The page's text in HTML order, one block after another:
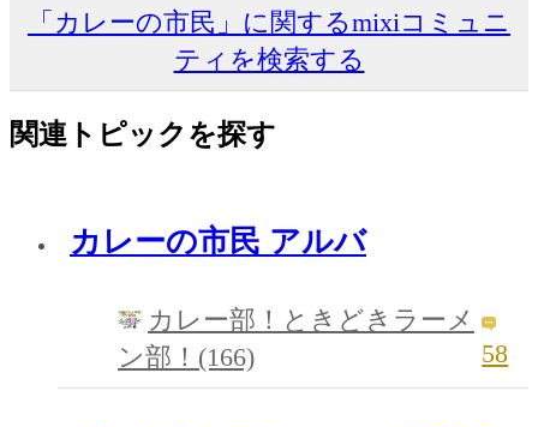
「カレーの市民」に関するmixiコミュニ
ティを検索する
関連トピックを探す
カレーの市民 アルバ
カレー部！ときどきラーメ
ン部！(166)
58